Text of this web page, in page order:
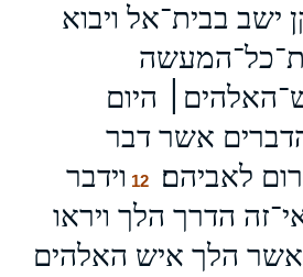
ישב בבית־אל ויבוא
היום
אשר דבר
לאביהם׃
12 וידבר
הדרך הלך ויראו
אשר הלך איש האלהים